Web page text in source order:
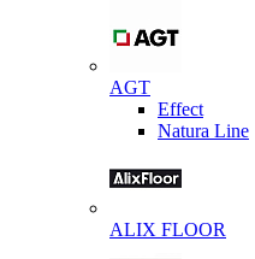
AGT
Effect
Natura Line
ALIX FLOOR